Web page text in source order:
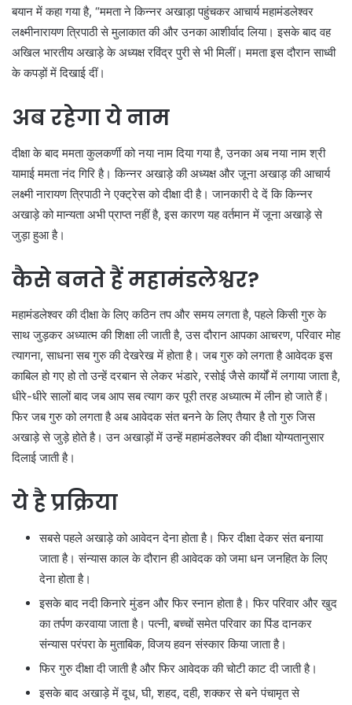
बयान में कहा गया है, “ममता ने किन्नर अखाड़ा पहुंचकर आचार्य महामंडलेश्वर
लक्ष्मीनारायण त्रिपाठी से मुलाकात की और उनका आशीर्वाद लिया। इसके बाद वह
अखिल भारतीय अखाड़े के अध्यक्ष रविंद्र पुरी से भी मिलीं। ममता इस दौरान साध्वी
के कपड़ों में दिखाई दीं।
अब रहेगा ये नाम
दीक्षा के बाद ममता कुलकर्णी को नया नाम दिया गया है, उनका अब नया नाम श्री
यामाई ममता नंद गिरि है। किन्नर अखाड़े की अध्यक्ष और जूना अखाड़ की आचार्य
लक्ष्मी नारायण त्रिपाठी ने एक्ट्रेस को दीक्षा दी है। जानकारी दे दें कि किन्नर
अखाड़े को मान्यता अभी प्राप्त नहीं है, इस कारण यह वर्तमान में जूना अखाड़े से
जुड़ा हुआ है।
कैसे बनते हैं महामंडलेश्वर?
महामंडलेश्वर की दीक्षा के लिए कठिन तप और समय लगता है, पहले किसी गुरु के
साथ जुड़कर अध्यात्म की शिक्षा ली जाती है, उस दौरान आपका आचरण, परिवार मोह
त्यागना, साधना सब गुरु की देखरेख में होता है। जब गुरु को लगता है आवेदक इस
काबिल हो गए हो तो उन्हें दरबान से लेकर भंडारे, रसोई जैसे कार्यों में लगाया जाता है,
धीरे-धीरे सालों बाद जब आप सब त्याग कर पूरी तरह अध्यात्म में लीन हो जाते हैं।
फिर जब गुरु को लगता है अब आवेदक संत बनने के लिए तैयार है तो गुरु जिस
अखाड़े से जुड़े होते है। उन अखाड़ों में उन्हें महामंडलेश्वर की दीक्षा योग्यतानुसार
दिलाई जाती है।
ये है प्रक्रिया
सबसे पहले अखाड़े को आवेदन देना होता है। फिर दीक्षा देकर संत बनाया
जाता है। संन्यास काल के दौरान ही आवेदक को जमा धन जनहित के लिए
देना होता है।
इसके बाद नदी किनारे मुंडन और फिर स्नान होता है। फिर परिवार और खुद
का तर्पण करवाया जाता है। पत्नी, बच्चों समेत परिवार का पिंड दानकर
संन्यास परंपरा के मुताबिक, विजय हवन संस्कार किया जाता है।
फिर गुरु दीक्षा दी जाती है और फिर आवेदक की चोटी काट दी जाती है।
इसके बाद अखाड़े में दूध, घी, शहद, दही, शक्कर से बने पंचामृत से